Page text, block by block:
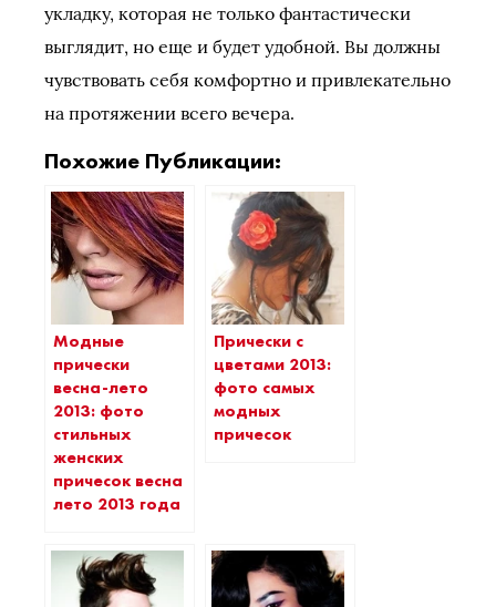
укладку, которая не только фантастически
выглядит, но еще и будет удобной. Вы должны
чувствовать себя комфортно и привлекательно
на протяжении всего вечера.
Похожие Публикации:
Модные
прически
весна-лето
2013: фото
стильных
женских
причесок весна
лето 2013 года
Прически с
цветами 2013:
фото самых
модных
причесок